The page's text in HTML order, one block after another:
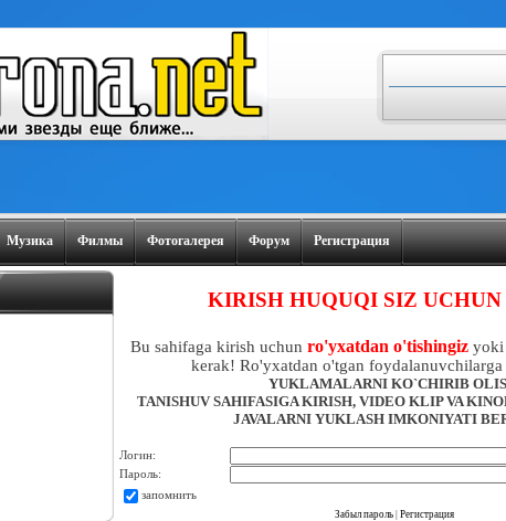
Музика Филмы Фотогалерея Форум Регистрация
KIRISH HUQUQI SIZ UCHUN
Bu sahifaga kirish uchun ro'yxatdan o'tishingizyoki
kerak! Ro'yxatdan o'tgan
YUKLAMALARNI KO`CHIRIB
TANISHUV SAHIFASIGA KIRISH, VIDEO KLIP VA
JAVALARNI YUKLASH IMKONIYATI
Логин:
Пароль:
запомнить
Забыл пароль Регистрация